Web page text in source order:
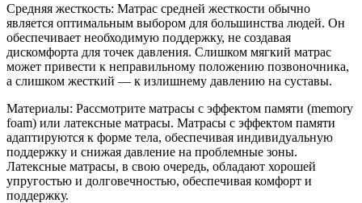
Средняя жесткость: Матрас средней жесткости обычно
является оптимальным выбором для большинства людей. Он
обеспечивает необходимую поддержку, не создавая
дискомфорта для точек давления. Слишком мягкий матрас
может привести к неправильному положению позвоночника,
а слишком жесткий — к излишнему давлению на суставы.
Материалы: Рассмотрите матрасы с эффектом памяти (memory
foam) или латексные матрасы. Матрасы с эффектом памяти
адаптируются к форме тела, обеспечивая индивидуальную
поддержку и снижая давление на проблемные зоны.
Латексные матрасы, в свою очередь, обладают хорошей
упругостью и долговечностью, обеспечивая комфорт и
поддержку.